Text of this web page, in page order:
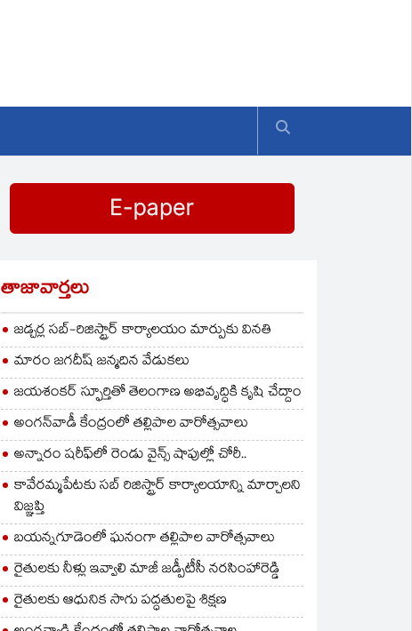
తాజావార్తలు
జడ్చర్ల సబ్-రిజిస్ట్రార్ కార్యాలయం మార్పుకు వినతి
మారం జగదీష్ జన్మదిన వేడుకలు
జయశంకర్ స్ఫూర్తితో తెలంగాణ అభివృద్ధికి కృషి చేద్దాం
అంగన్‌వాడీ కేంద్రంలో తల్లిపాల వారోత్సవాలు
అన్నారం షరీఫ్‌లో రెండు వైన్స్ షాపుల్లో చోరీ..
కావేరమ్మపేటకు సబ్ రిజిస్ట్రార్ కార్యాలయాన్ని మార్చాలని
విజ్ఞప్తి
బయన్నగూడెంలో ఘనంగా తల్లిపాల వారోత్సవాలు
రైతులకు నీళ్లు ఇవ్వాలి మాజీ జడ్పీటీసీ నరసింహారెడ్డి
రైతులకు ఆధునిక సాగు పద్ధతులపై శిక్షణ